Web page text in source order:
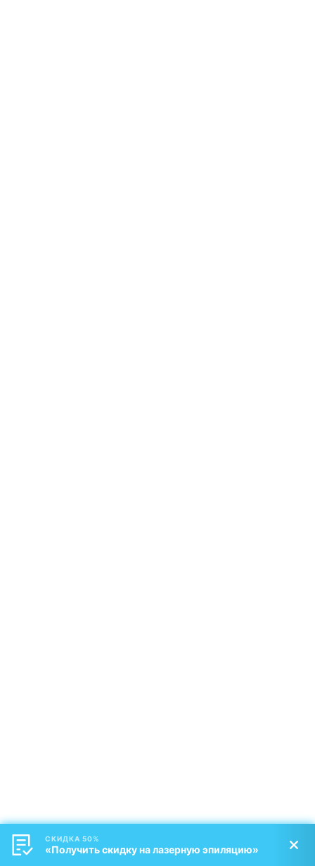
СКИДКА 50%
«Получить скидку на лазерную эпиляцию»